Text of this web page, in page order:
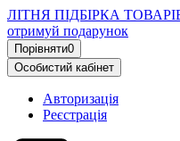
ЛІТНЯ ПІДБІРКА
отримуй подарунок
Порівняти0
Особистий кабінет
Авторизація
Реєстрація